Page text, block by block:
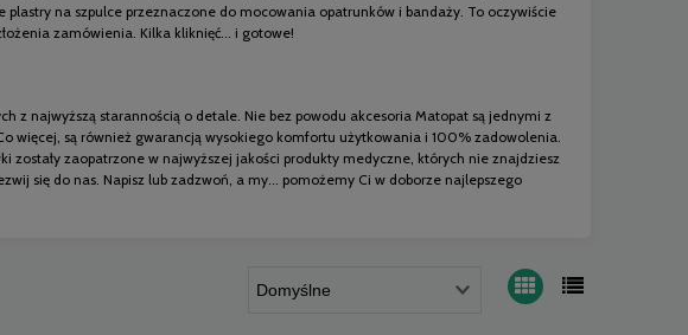
na szpulce przeznaczone do mocowania opatrunków i bandaży. To oczywiście
zamówienia. Kilka kliknięć... i gotowe!
z najwyższą starannością o detale. Nie bez powodu akcesoria Matopat są jednymi z
więcej, są również gwarancją wysokiego komfortu użytkowania i 100% zadowolenia.
zostały zaopatrzone w najwyższej jakości produkty medyczne, których nie znajdziesz
się do nas. Napisz lub zadzwoń, a my... pomożemy Ci w doborze najlepszego